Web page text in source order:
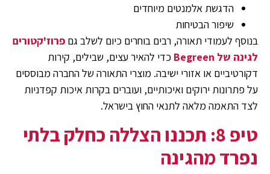
הדגשת אלמנטים מיוחדים
שיפור הבטיחות
בנוסף לעמודי תאורה, רבים בוחרים כיום לשלב גם פרוז'קטורים
לגינה של Begreen
כדי להאיר עצים, שבילים, קירות
דקורטיביים או אזורי ישיבה. מוצרי התאורה של החברה מבוססים
על פתרונות ירוקים ואיכותיים, ועוברים בקרות איכות קפדניות
לצד התאמה מלאה לתנאי החוץ בישראל.
טיפ 8: תכננו הצללה כחלק בלתי
נפרד מהגינה